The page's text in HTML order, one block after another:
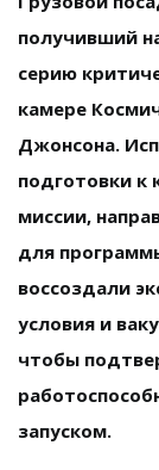
получивший
серию
камере
Джонсона.
подготовки к
миссии,
для
воссоздали
условия и
чтобы
запуском.